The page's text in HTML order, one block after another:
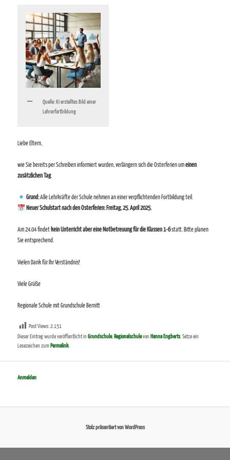
Quelle: KI erstelltes Bild einer
Lehrerfortbildung
Liebe Eltern,
wie Sie bereits per Schreiben informiert wurden, verlängern sich die Osterferien umeinen
zusätzlichen Tag.
Grund:Alle Lehrkräfte der Schule nehmen an einer verpflichtenden Fortbildung teil.
Neuer Schulstart nach den Osterferien:Freitag, 25. April 2025.
Am 24.04 findet kein Unterricht aber eine Notbetreuung für die Klassen 1-6statt. Bitte planen
Sie entsprechend.
Vielen Dank für Ihr Verständnis!
Viele Grüße
Regionale Schule mit Grundschule Bernitt
Post Views:2.151
Dieser Eintrag wurde veröffentlicht inGrundschule,RegionalschulevonHanna Engberts. Setze ein
Lesezeichen zumPermalink
Anmelden
Stolz präsentiert von WordPress